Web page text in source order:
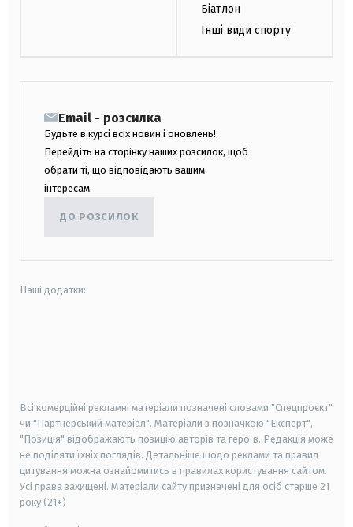
Біатлон
Інші види спорту
Email - розсилка
Будьте в курсі всіх новин і оновлень!
Перейдіть на сторінку наших розсилок, щоб
обрати ті, що відповідають вашим
інтересам.
ДО РОЗСИЛОК
Наші додатки:
Всі комерційні рекламні матеріали позначені словами "Спецпроєкт"
чи "Партнерський матеріал". Матеріали з позначкою "Експерт",
"Позиція" відображають позицію авторів та героїв. Редакція може
не поділяти їхніх поглядів. Детальніше щодо реклами та правил
цитування можна ознайомитись в правилах користування сайтом.
Усі права захищені. Матеріали сайту призначені для осіб старше 21
року (21+)